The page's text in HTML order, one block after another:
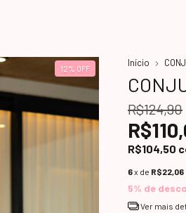
12% OFF
Início
R$124,90
R$104,50
6x de R$22,06
5% de
Ver mais